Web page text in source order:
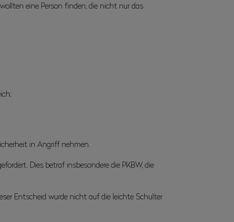
eine Person finden, die nicht nur das
in Angriff nehmen.
Dies betraf insbesondere die PKBW, die
Entscheid wurde nicht auf die leichte Schulter